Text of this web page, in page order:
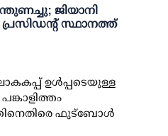
ജിയാനി
സ്ഥാനത്ത്
ഉള്‍പ്പടെയുള്ള
ഫുട്ബോള്‍